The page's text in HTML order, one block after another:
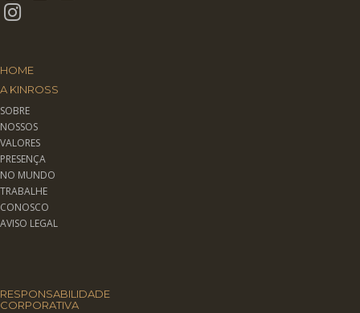
HOME
A KINROSS
SOBRE
NOSSOS
VALORES
PRESENÇA
NO MUNDO
TRABALHE
CONOSCO
AVISO LEGAL
RESPONSABILIDADE
CORPORATIVA